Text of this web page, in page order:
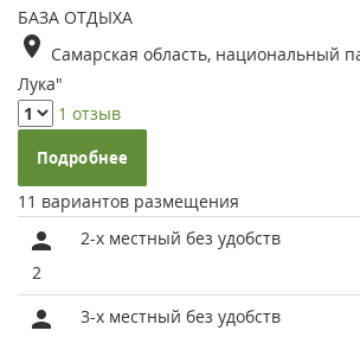
БАЗА ОТДЫХА
Самарская область, национальный
Лука"
1 отзыв
Подробнее
11 вариантов размещения
2
2-х местный без удобств
3-х местный без удобств